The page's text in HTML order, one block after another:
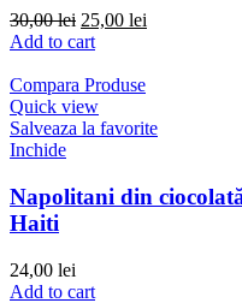
30,00lei Original
price
30,00 lei.
25,00 lei
Add to cart
Compara Produse
Quick view
Salveaza la favorite
Inchide
Napolitani din
Haiti
24,00 lei
Add to cart